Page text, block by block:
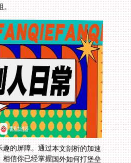
。
的屏障。通过本文剖析的加速
信你已经掌握国外如何打堡垒
髓。无论是悉尼打王者荣耀国
，选择配备全球智能节点、多
具，才能让跨国延迟从200ms
在点击开始按钮吧，你的战场
加速器带给你的不止是流畅操